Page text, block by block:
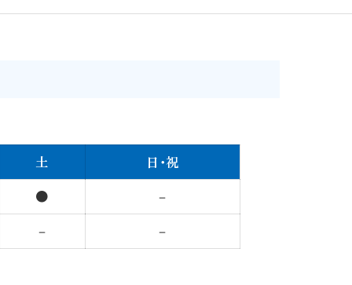
土
日･祝
●
－
－ －